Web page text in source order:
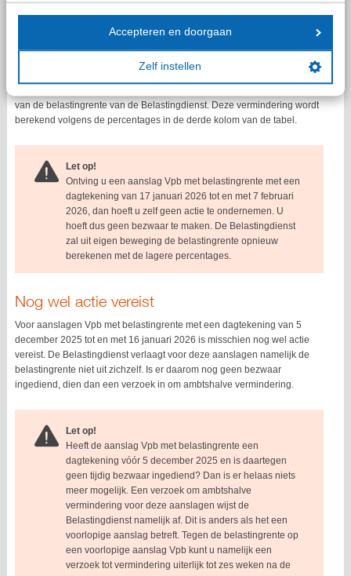
Accepteren en doorgaan
Zelf instellen
belastingrentepercentages berekend.
Automatisch bericht
Maakt u (of wij namens u) tijdig bezwaar tegen de belastingrente op een
van de belastingrente van de Belastingdienst. Deze vermindering wordt
berekend volgens de percentages in de derde kolom van de tabel.
Let op!
Ontving u een aanslag Vpb met belastingrente met een
dagtekening van 17 januari 2026 tot en met 7 februari
2026, dan hoeft u zelf geen actie te ondernemen. U
hoeft dus geen bezwaar te maken. De Belastingdienst
zal uit eigen beweging de belastingrente opnieuw
berekenen met de lagere percentages.
Nog wel actie vereist
Voor aanslagen Vpb met belastingrente met een dagtekening van 5
december 2025 tot en met 16 januari 2026 is misschien nog wel actie
vereist. De Belastingdienst verlaagt voor deze aanslagen namelijk de
belastingrente niet uit zichzelf. Is er daarom nog geen bezwaar
ingediend, dien dan een verzoek in om ambtshalve vermindering.
Let op!
Heeft de aanslag Vpb met belastingrente een
dagtekening vóór 5 december 2025 en is daartegen
geen tijdig bezwaar ingediend? Dan is er helaas niets
meer mogelijk. Een verzoek om ambtshalve
vermindering voor deze aanslagen wijst de
Belastingdienst namelijk af. Dit is anders als het een
voorlopige aanslag betreft. Tegen de belastingrente op
een voorlopige aanslag Vpb kunt u namelijk een
verzoek tot vermindering uiterlijk tot zes weken na de